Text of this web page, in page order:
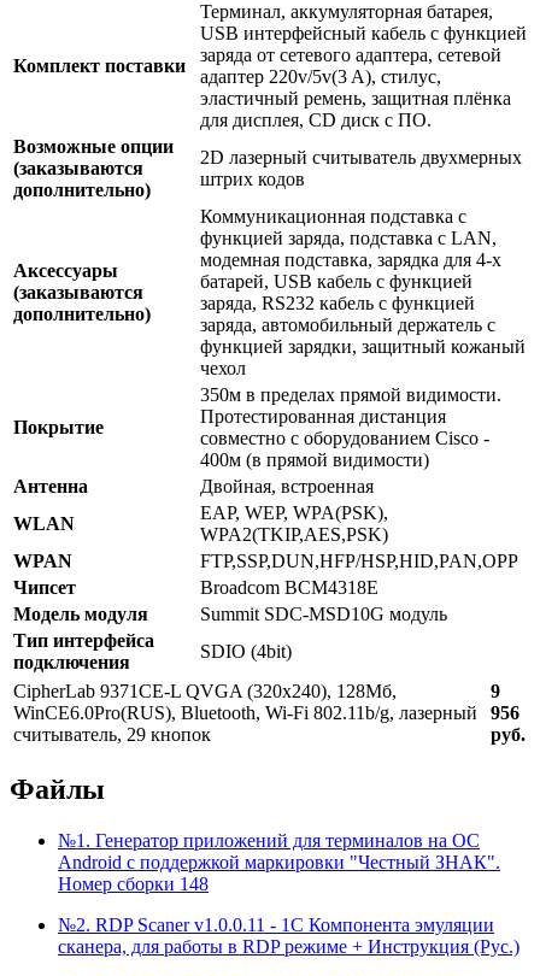
Комплект поставки
Терминал, аккумуляторная батарея,
USB интерфейсный кабель c функцией
заряда от сетевого адаптера, сетевой
адаптер 220v/5v(3 A), стилус,
эластичный ремень, защитная плёнка
для дисплея, CD диск с ПО.
Возможные опции
(заказываются
дополнительно)
2D лазерный считыватель двухмерных
штрих кодов
Аксессуары
(заказываются
дополнительно)
Коммуникационная подставка с
функцией заряда, подставка с LAN,
модемная подставка, зарядка для 4-х
батарей, USB кабель с функцией
заряда, RS232 кабель с функцией
заряда, автомобильный держатель с
функцией зарядки, защитный кожаный
чехол
Покрытие
350м в пределах прямой видимости.
Протестированная дистанция
совместно с оборудованием Cisco -
400м (в прямой видимости)
Антенна
Двойная, встроенная
WLAN
EAP, WEP, WPA(PSK),
WPA2(TKIP,AES,PSK)
WPAN
FTP,SSP,DUN,HFP/HSP,HID,PAN,OPP
Чипсет
Broadcom BCM4318E
Модель модуля
Summit SDC-MSD10G модуль
Тип интерфейса
подключения
SDIO (4bit)
CipherLab 9371CE-L QVGA (320x240), 128Mб,
WinCE6.0Pro(RUS), Bluetooth, Wi-Fi 802.11b/g, лазерный
считыватель, 29 кнопок
9
956
руб.
Файлы
№1. Генератор приложений для терминалов на ОС
Android с поддержкой маркировки "Честный ЗНАК".
Номер сборки 148
№2. RDP Scaner v1.0.0.11 - 1C Компонента эмуляции
сканера, для работы в RDP режиме + Инструкция (Рус.)